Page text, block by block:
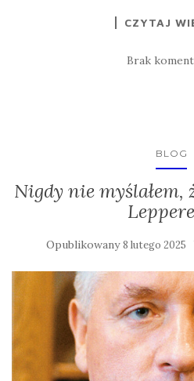
CZYTAJ
Brak
BLOG
Nigdy nie myślałem,
Opublikowany8 lutego 2025